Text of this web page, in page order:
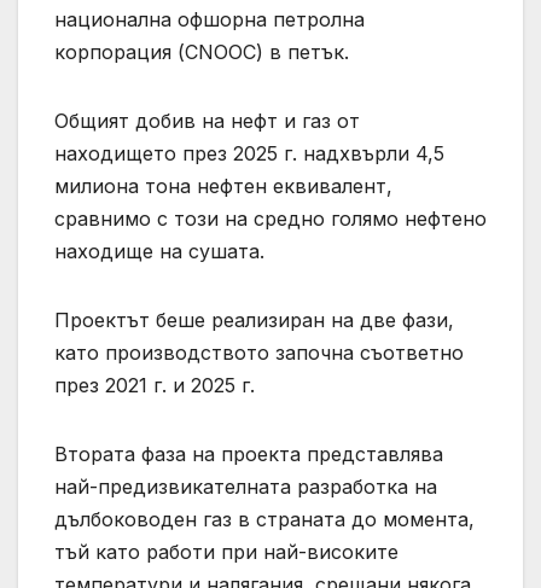
национална офшорна петролна
корпорация (CNOOC) в петък.
Общият добив на нефт и газ от
находището през 2025 г. надхвърли 4,5
милиона тона нефтен еквивалент,
сравнимо с този на средно голямо нефтено
находище на сушата.
Проектът беше реализиран на две фази,
като производството започна съответно
през 2021 г. и 2025 г.
Втората фаза на проекта представлява
най-предизвикателната разработка на
дълбоководен газ в страната до момента,
тъй като работи при най-високите